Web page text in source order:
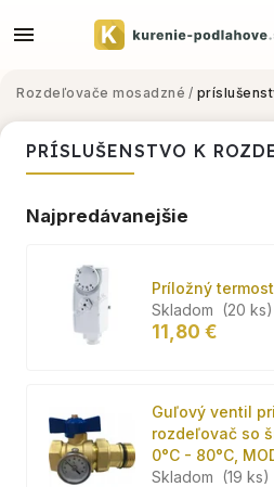
Rozdeľovače mosadzné /
PRÍSLUŠENSTVO K
Najpredávanejšie
Príložný
Skladom (20 ks)
11,80 €
Guľový ventil
rozdeľovač so
0°C - 80°C,
Skladom (19 ks)